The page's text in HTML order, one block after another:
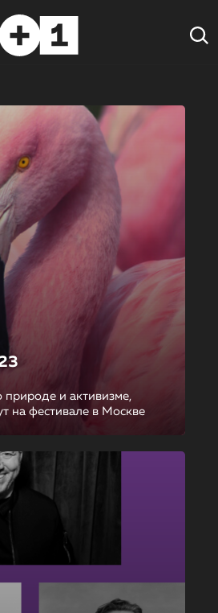
и активизме,
на фестивале в Москве